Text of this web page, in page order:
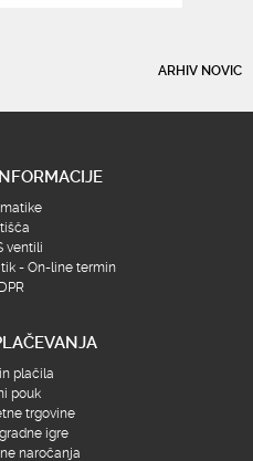
ARHIV NOVIC
ventili
- On-line termin
plačila
pouk
trgovine
igre
naročanja